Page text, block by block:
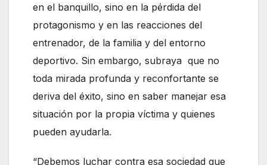
en el banquillo, sino en la pérdida del
protagonismo y en las reacciones del
entrenador, de la familia y del entorno
deportivo. Sin embargo, subraya que no
toda mirada profunda y reconfortante se
deriva del éxito, sino en saber manejar esa
situación por la propia víctima y quienes
pueden ayudarla.
“Debemos luchar contra esa sociedad que